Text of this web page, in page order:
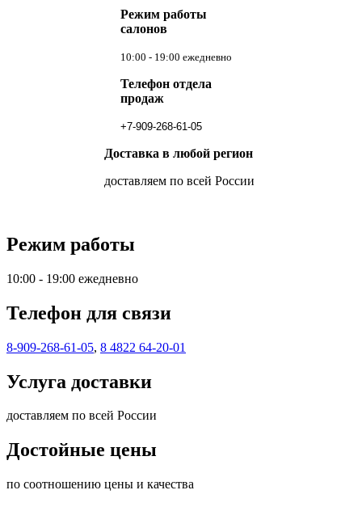
Режим работы
салонов
10:00 - 19:00 ежедневно
Телефон отдела
продаж
+7-909-268-61-05
Доставка в любой регион
доставляем по всей России
Режим работы
10:00 - 19:00 ежедневно
Телефон для связи
8-909-268-61-05, 8 4822 64-20-01
Услуга доставки
доставляем по всей России
Достойные цены
по соотношению цены и качества